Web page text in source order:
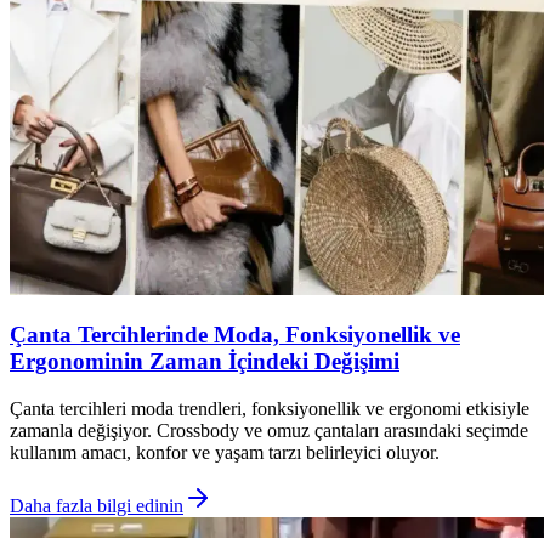
Çanta Tercihlerinde Moda, Fonksiyonellik ve
Ergonominin Zaman İçindeki Değişimi
Çanta tercihleri moda trendleri, fonksiyonellik ve ergonomi etkisiyle
zamanla değişiyor. Crossbody ve omuz çantaları arasındaki seçimde
kullanım amacı, konfor ve yaşam tarzı belirleyici oluyor.
Daha fazla bilgi edinin